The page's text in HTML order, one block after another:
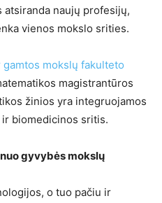
naujų profesijų,
vienos mokslo srities.
gamtos mokslų fakulteto
magistrantūros
žinios yra integruojamos
biomedicinos sritis.
gyvybės mokslų
o tuo pačiu ir